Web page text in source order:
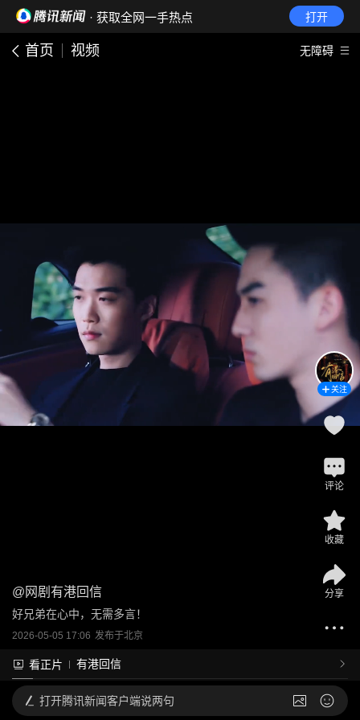
· 获取全网一手热点 打开
首页 视频 无障碍
@ 网剧有港回信
好兄弟在心中，无需多言！
2026-05-05 17:06 发布于北京
看正片 有港回信
关注
评论
收藏
分享
打开腾讯新闻客户端说两句